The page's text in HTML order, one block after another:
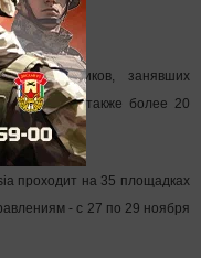
участников, занявших
а также более 20
проходит на 35 площадках
- с 27 по 29 ноября